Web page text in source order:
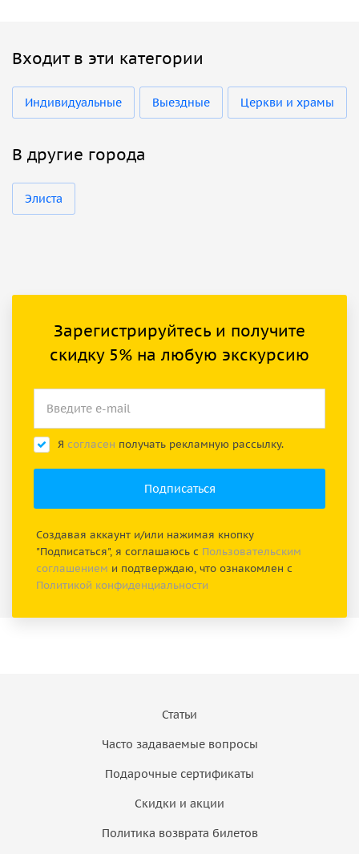
Входит в эти категории
Индивидуальные Выездные Церкви и храмы
В другие города
Элиста
Зарегистрируйтесь и получите
скидку 5% на любую экскурсию
Я согласен получать рекламную рассылку.
Создавая аккаунт и/или нажимая кнопку
"Подписаться", я соглашаюсь с Пользовательским
соглашением и подтверждаю, что ознакомлен с
Политикой конфиденциальности
Статьи
Часто задаваемые вопросы
Подарочные сертификаты
Скидки и акции
Политика возврата билетов